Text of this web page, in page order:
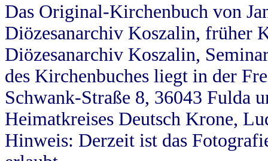
Das Original-Kirchenbuch von
Diözesanarchiv Koszalin, früher
Diözesanarchiv Koszalin,
des Kirchenbuches liegt in der
Schwank-Straße 8, 36043 Fulda
Heimatkreises Deutsch Krone,
Hinweis: Derzeit ist das